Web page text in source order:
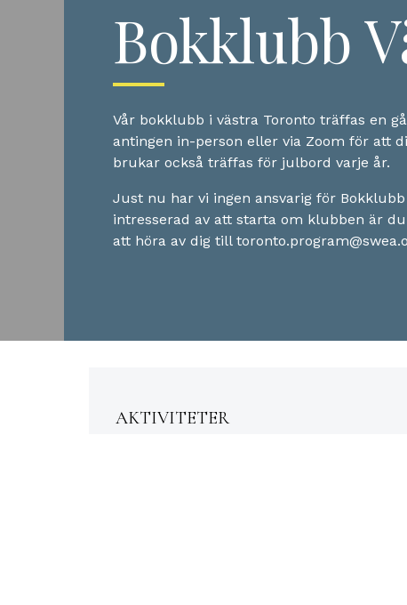
Bokklubb
Vår bokklubb i västra Toronto träffas en
antingen in-person eller via Zoom för att
brukar också träffas för julbord varje år.
Just nu har vi ingen ansvarig för
intresserad av att starta om klubben är
att höra av dig till
AKTIVITETER